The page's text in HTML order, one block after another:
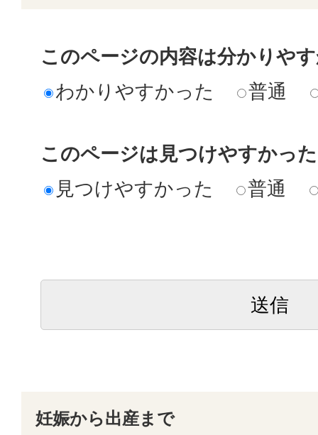
このページの内容は分かりや
わかりやすかった
普通
このページは見つけやすかっ
見つけやすかった
普通
妊娠から出産まで